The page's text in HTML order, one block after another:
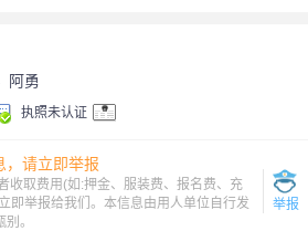
阿勇
执照未认证
，请立即举报
收取费用(如:押金、服装费、报名费、充
即举报给我们。本信息由用人单位自行发
。
举报